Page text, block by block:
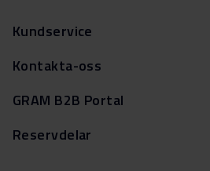
Kundservice
Kontakta-oss
GRAM B2B Portal
Reservdelar